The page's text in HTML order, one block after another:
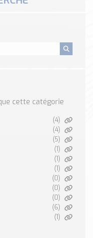
cette catégorie
(4)
(4)
(5)
(1)
(1)
(1)
(0)
(0)
(0)
(6)
(1)